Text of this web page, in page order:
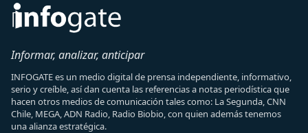
Informar, analizar, anticipar
INFOGATE es un medio digital de prensa independiente, informativo,
serio y creíble, así dan cuenta las referencias a notas periodística que
hacen otros medios de comunicación tales como: La Segunda, CNN
Chile, MEGA, ADN Radio, Radio Biobio, con quien además tenemos
una alianza estratégica.